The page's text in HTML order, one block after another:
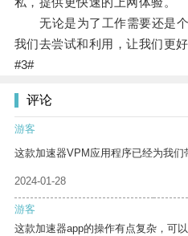
无论是为了工作需要还是个
我们去尝试和利用，让我们更
#3#
评论
游客
这款加速器VPM应用程序已经为我们
2024-01-28
游客
这款加速器app的操作有点复杂，可